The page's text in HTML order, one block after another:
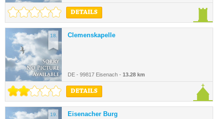
DETAILS
18. Clemenskapelle
DE - 99817 Eisenach - 13.28 km
DETAILS
19. Eisenacher Burg